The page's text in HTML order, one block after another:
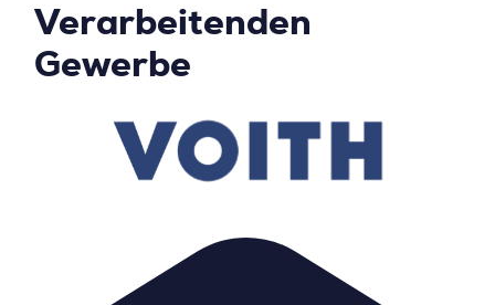
Verarbeitenden
Gewerbe